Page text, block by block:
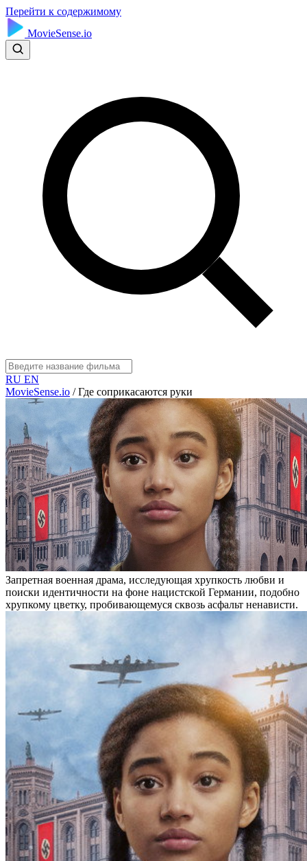
Перейти к содержимому
MovieSense.io
RU EN
MovieSense.io / Где соприкасаются руки
Запретная военная драма, исследующая хрупкость любви и
поиски идентичности на фоне нацистской Германии, подобно
хрупкому цветку, пробивающемуся сквозь асфальт ненависти.